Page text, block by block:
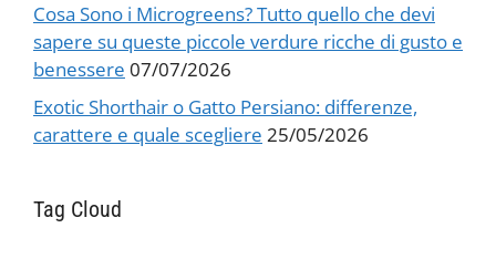
Cosa Sono i Microgreens? Tutto quello che devi
sapere su queste piccole verdure ricche di gusto e
benessere 07/07/2026
Exotic Shorthair o Gatto Persiano: differenze,
carattere e quale scegliere 25/05/2026
Tag Cloud